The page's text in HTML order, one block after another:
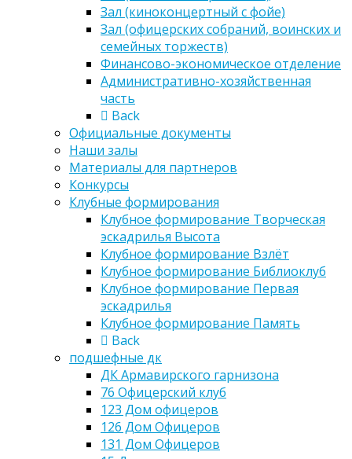
Зал (киноконцертный с фойе)
Зал (офицерских собраний, воинских и
семейных торжеств)
Финансово-экономическое отделение
Административно-хозяйственная
часть
Back
Официальные документы
Наши залы
Материалы для партнеров
Конкурсы
Клубные формирования
Клубное формирование Творческая
эскадрилья Высота
Клубное формирование Взлёт
Клубное формирование Библиоклуб
Клубное формирование Первая
эскадрилья
Клубное формирование Память
Back
подшефные дк
ДК Армавирского гарнизона
76 Офицерский клуб
123 Дом офицеров
126 Дом Офицеров
131 Дом Офицеров